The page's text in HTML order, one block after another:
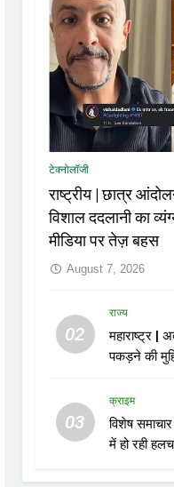
वस्त्रों को मिलेगा बढ़ावा
टेक्नोलॉजी
राष्ट्रीय | छात्र
विशाल ददलानी का
मीडिया पर तेज़ बहस
August 7, 2026
02
राज्य
महाराष्ट्र |
पकड़ने की
03
क्राइम
विशेष
में हो रही